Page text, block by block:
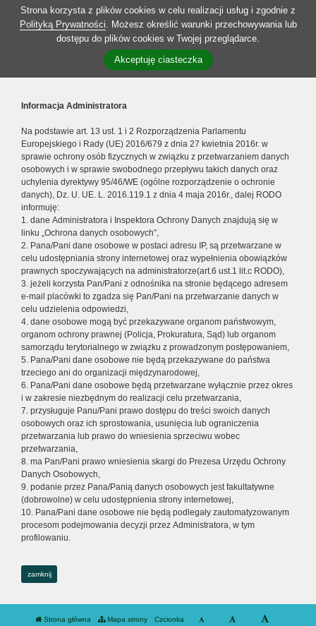
Strona korzysta z plików cookies w celu realizacji usług i zgodnie z
Polityką Prywatności. Możesz określić warunki przechowywania lub
dostępu do plików cookies w Twojej przeglądarce.
Akceptuję ciasteczka
Informacja Administratora
Na podstawie art. 13 ust. 1 i 2 Rozporządzenia Parlamentu
Europejskiego i Rady (UE) 2016/679 z dnia 27 kwietnia 2016r. w
sprawie ochrony osób fizycznych w związku z przetwarzaniem danych
osobowych i w sprawie swobodnego przepływu takich danych oraz
uchylenia dyrektywy 95/46/WE (ogólne rozporządzenie o ochronie
danych), Dz. U. UE. L. 2016.119.1 z dnia 4 maja 2016r., dalej RODO
informuję:
1. dane Administratora i Inspektora Ochrony Danych znajdują się w
linku „Ochrona danych osobowych”,
2. Pana/Pani dane osobowe w postaci adresu IP, są przetwarzane w
celu udostępniania strony internetowej oraz wypełnienia obowiązków
prawnych spoczywających na administratorze(art.6 ust.1 lit.c RODO),
3. jeżeli korzysta Pan/Pani z odnośnika na stronie będącego adresem
e-mail placówki to zgadza się Pan/Pani na przetwarzanie danych w
celu udzielenia odpowiedzi,
4. dane osobowe mogą być przekazywane organom państwowym,
organom ochrony prawnej (Policja, Prokuratura, Sąd) lub organom
samorządu terytorialnego w związku z prowadzonym postępowaniem,
5. Pana/Pani dane osobowe nie będą przekazywane do państwa
trzeciego ani do organizacji międzynarodowej,
6. Pana/Pani dane osobowe będą przetwarzane wyłącznie przez okres
i w zakresie niezbędnym do realizacji celu przetwarzania,
7. przysługuje Panu/Pani prawo dostępu do treści swoich danych
osobowych oraz ich sprostowania, usunięcia lub ograniczenia
przetwarzania lub prawo do wniesienia sprzeciwu wobec
przetwarzania,
8. ma Pan/Pani prawo wniesienia skargi do Prezesa Urzędu Ochrony
Danych Osobowych,
9. podanie przez Pana/Panią danych osobowych jest fakultatywne
(dobrowolne) w celu udostępnienia strony internetowej,
10. Pana/Pani dane osobowe nie będą podlegały zautomatyzowanym
procesom podejmowania decyzji przez Administratora, w tym
profilowaniu.
zamknij
Strona główna Mapa strony Czcionka